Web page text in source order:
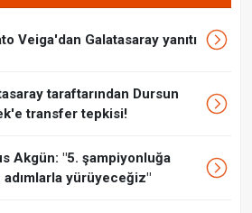
Veiga'dan Galatasaray yanıtı
taraftarından Dursun
transfer tepkisi!
Akgün: "5. şampiyonluğa
adımlarla yürüyeceğiz"